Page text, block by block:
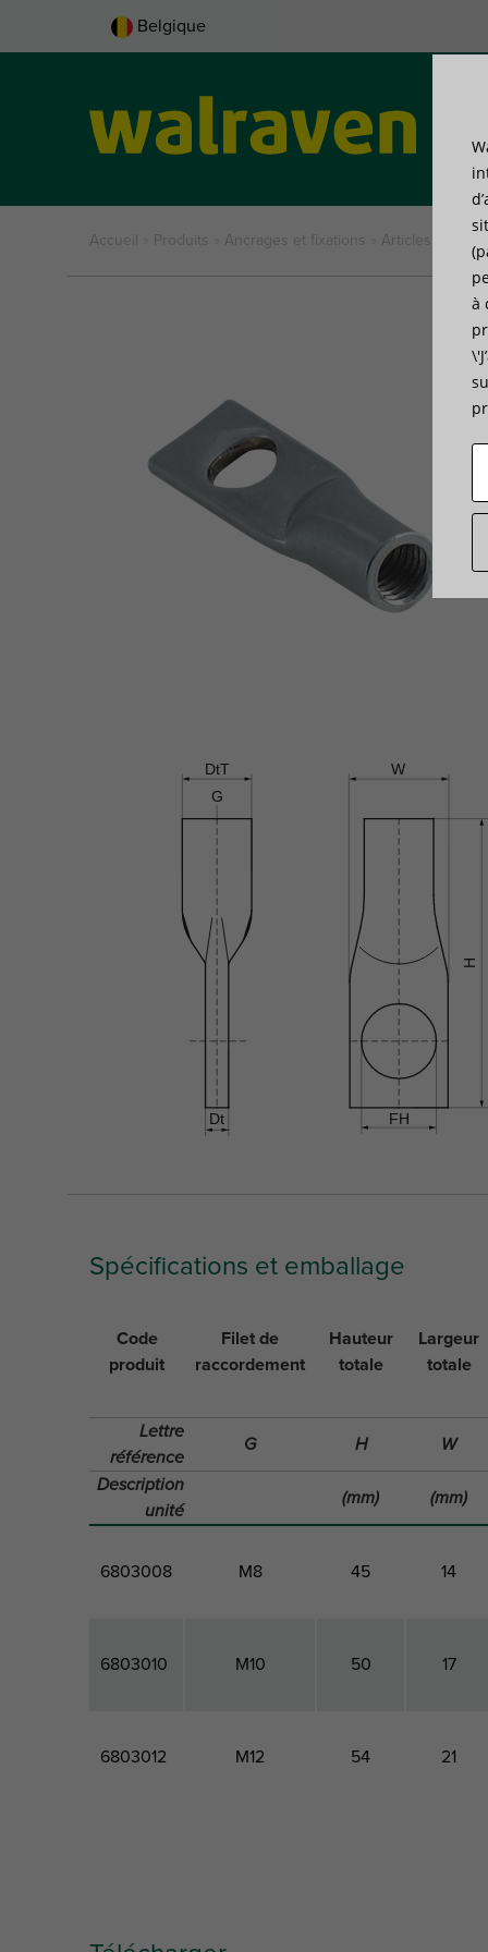
Belgique
Accueil Produits Ancrages et fixations Articles filetés
Spécifications et emballage
Code
produit
Filet de
raccordement
Hauteur
totale
Largeur
totale
Lettre
référence
G H W
Description
unité
(mm) (mm)
6803008 M8 45 14
6803010 M10 50 17
6803012 M12 54 21
à